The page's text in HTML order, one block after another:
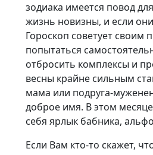
зодиака имеется повод
жизнь новизны, и если
Гороскоп советует
попытаться
отбросить комплексы и
весны крайне сильным
мама или подруга-
доброе имя. В этом
себя ярлык бабника,
Если Вам кто-то скажет,